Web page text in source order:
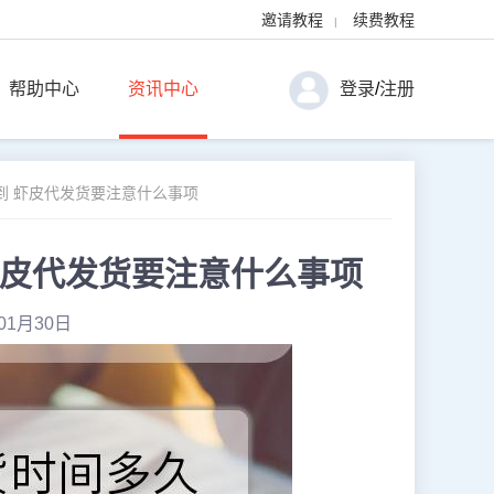
邀请教程 | 续费教程
帮助中心 资讯中心 登录/注册
虾皮代发货要注意什么事项
代发货要注意什么事项
月30日